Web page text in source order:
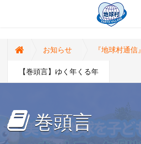
お知らせ 『地球村通信』
【巻頭言】ゆく年くる年
巻頭言